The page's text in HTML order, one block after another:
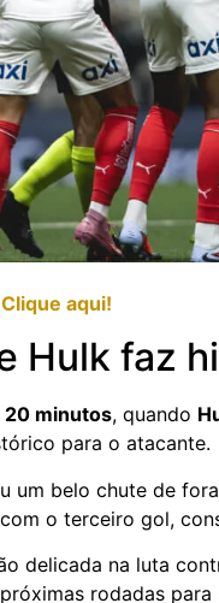
Clique aqui!
Hulk faz
20 minutos, quando
para o atacante.
um belo chute de
o terceiro gol,
delicada na luta
rodadas para